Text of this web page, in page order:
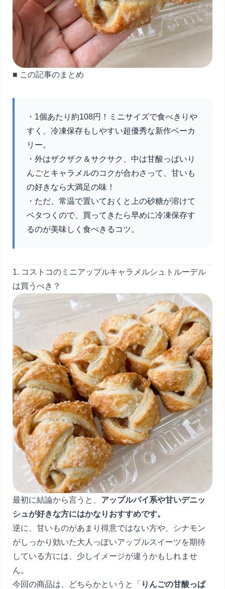
■ この記事のまとめ
・1個あたり約108円！ミニサイズで食べきりや
すく、冷凍保存もしやすい超優秀な新作ベーカ
リー。
・外はザクザク＆サクサク、中は甘酸っぱいり
んごとキャラメルのコクが合わさって、甘いも
の好きなら大満足の味！
・ただ、常温で置いておくと上の砂糖が溶けて
ベタつくので、買ってきたら早めに冷凍保存す
るのが美味しく食べきるコツ。
1. コストコのミニアップルキャラメルシュトルーデル
は買うべき？
最初に結論から言うと、 アップルパイ系や甘いデニッ
シュが好きな方にはかなりおすすめです。
逆に、甘いものがあまり得意ではない方や、シナモン
がしっかり効いた大人っぽいアップルスイーツを期待
している方には、少しイメージが違うかもしれませ
ん。
今回の商品は、どちらかというと「 りんごの甘酸っぱ